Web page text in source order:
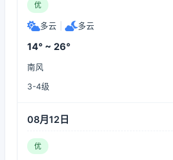
优
多云 多云
14° ~ 26°
南风
3-4级
08月12日
优